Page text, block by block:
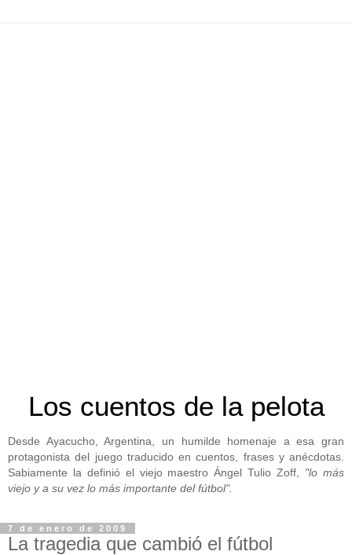
Los cuentos de la pelota
Desde Ayacucho, Argentina, un humilde homenaje a esa gran
protagonista del juego traducido en cuentos, frases y anécdotas.
Sabiamente la definió el viejo maestro Ángel Tulio Zoff, "lo más
viejo y a su vez lo más importante del fútbol".
7 de enero de 2009
La tragedia que cambió el fútbol